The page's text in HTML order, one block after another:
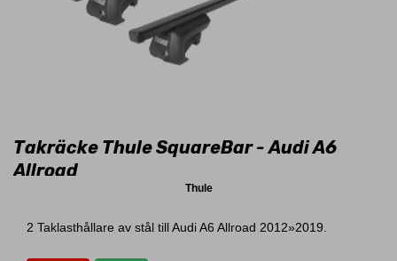
Takräcke Thule SquareBar - Audi A6
Allroad
Thule
2 Taklasthållare av stål till Audi A6 Allroad 2012»2019.